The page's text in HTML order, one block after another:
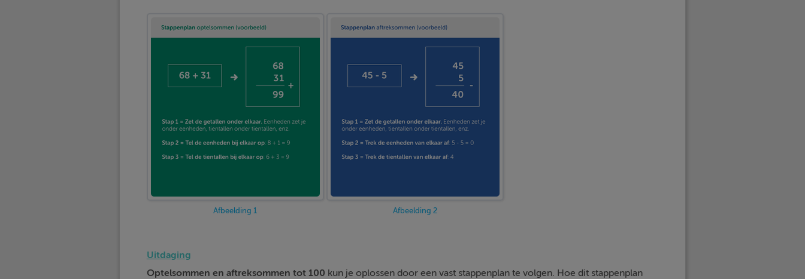
Afbeelding 1 Afbeelding 2
Uitdaging
Optelsommen en aftreksommen tot 100 kun je oplossen door een vast stappenplan te volgen. Hoe dit stappenplan